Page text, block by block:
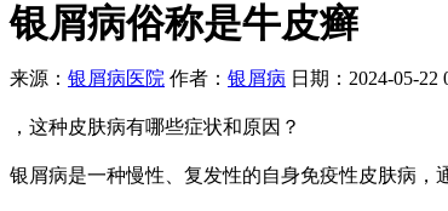
银屑病俗称是牛皮癣
来源： 银屑病医院 作者： 银屑病 日期：2024-05-22
，这种皮肤病有哪些症状和原因？
银屑病是一种慢性、复发性的自身免疫性皮肤病，